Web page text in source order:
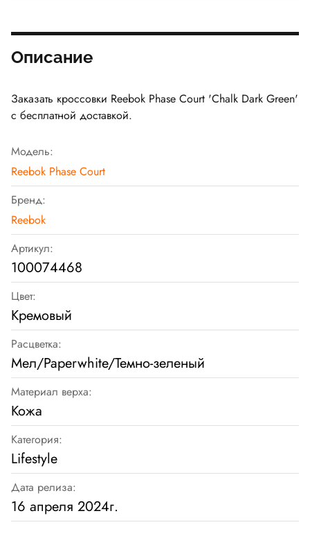
Описание
Заказать кроссовки Reebok Phase Court 'Chalk Dark Green'
с бесплатной доставкой.
Модель:
Reebok Phase Court
Бренд:
Reebok
Артикул:
100074468
Цвет:
Кремовый
Расцветка:
Мел/Paperwhite/Темно-зеленый
Материал верха:
Кожа
Категория:
Lifestyle
Дата релиза:
16 апреля 2024г.